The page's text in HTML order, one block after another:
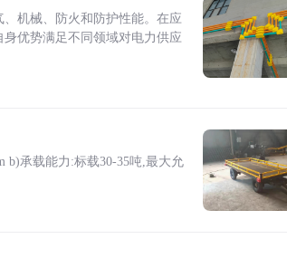
机械、防火和防护性能。在应
优势满足不同领域对电力供应
b)承载能力:标载30-35吨,最大允